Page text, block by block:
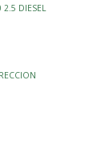
DIESEL